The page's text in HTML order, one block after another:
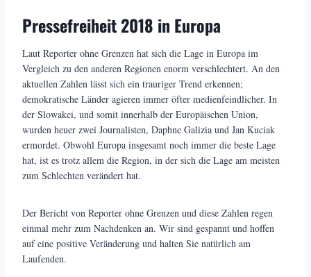
Pressefreiheit 2018 in Europa
Laut Reporter ohne Grenzen hat sich die Lage in Europa im
Vergleich zu den anderen Regionen enorm verschlechtert. An den
aktuellen Zahlen lässt sich ein trauriger Trend erkennen;
demokratische Länder agieren immer öfter medienfeindlicher. In
der Slowakei, und somit innerhalb der Europäischen Union,
wurden heuer zwei Journalisten, Daphne Galizia und Jan Kuciak
ermordet. Obwohl Europa insgesamt noch immer die beste Lage
hat, ist es trotz allem die Region, in der sich die Lage am meisten
zum Schlechten verändert hat.
Der Bericht von Reporter ohne Grenzen und diese Zahlen regen
einmal mehr zum Nachdenken an. Wir sind gespannt und hoffen
auf eine positive Veränderung und halten Sie natürlich am
Laufenden.